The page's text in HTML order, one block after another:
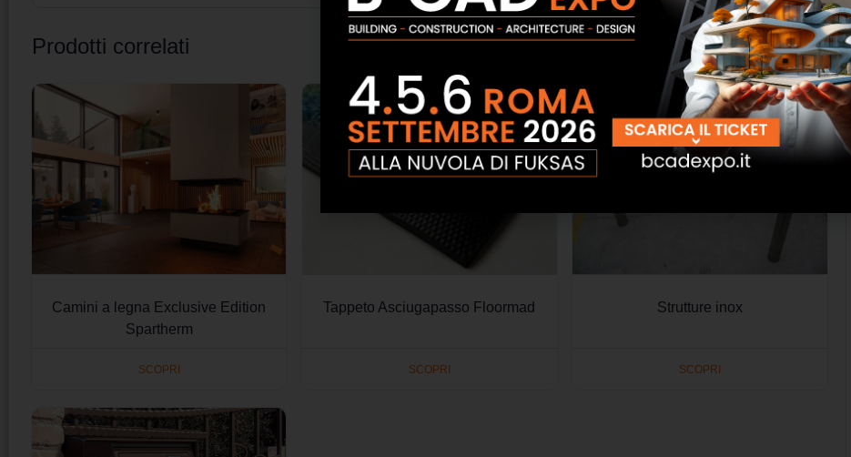
Prodotti correlati
Camini a legna Exclusive Edition
Spartherm
SCOPRI
Tappeto Asciugapasso Floormad
SCOPRI
Strutture inox
SCOPRI